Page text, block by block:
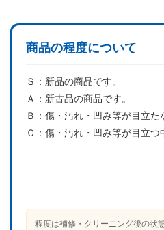
商品の程度について
Ｓ： 新品の商品です。
Ａ： 新古品の商品です。
Ｂ： 傷・汚れ・凹み等が目立た
Ｃ： 傷・汚れ・凹み等が目立つ
程度は補修・クリーニング後の状